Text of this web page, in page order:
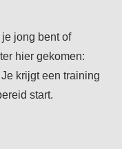
jong bent of
hier gekomen:
krijgt een training
start.